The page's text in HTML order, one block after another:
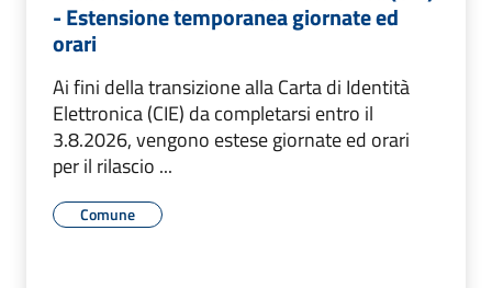
- Estensione temporanea giornate ed
orari
Ai fini della transizione alla Carta di Identità
Elettronica (CIE) da completarsi entro il
3.8.2026, vengono estese giornate ed orari
per il rilascio ...
Comune